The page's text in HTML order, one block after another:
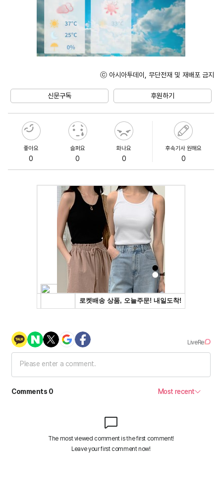
ⓒ 아시아투데이, 무단전재 및 재배포 금지
신문구독 후원하기
좋아요
0
슬퍼요
0
화나요
0
후속기사 원해요
0